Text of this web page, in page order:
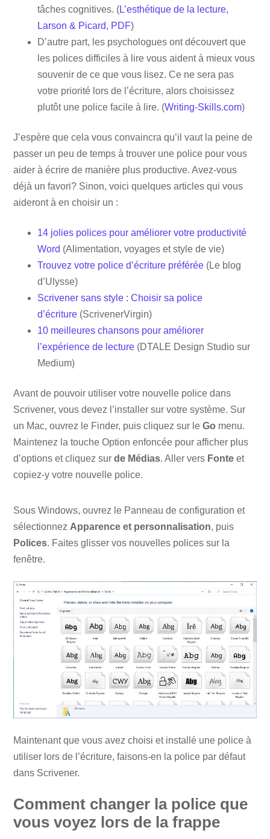
tâches cognitives. (L’esthétique de la lecture,
Larson & Picard, PDF)
D’autre part, les psychologues ont découvert que
les polices difficiles à lire vous aident à mieux vous
souvenir de ce que vous lisez. Ce ne sera pas
votre priorité lors de l’écriture, alors choisissez
plutôt une police facile à lire. (Writing-Skills.com)
J’espère que cela vous convaincra qu’il vaut la peine de
passer un peu de temps à trouver une police pour vous
aider à écrire de manière plus productive. Avez-vous
déjà un favori? Sinon, voici quelques articles qui vous
aideront à en choisir un :
14 jolies polices pour améliorer votre productivité
Word (Alimentation, voyages et style de vie)
Trouvez votre police d’écriture préférée (Le blog
d’Ulysse)
Scrivener sans style : Choisir sa police
d’écriture (ScrivenerVirgin)
10 meilleures chansons pour améliorer
l’expérience de lecture (DTALE Design Studio sur
Medium)
Avant de pouvoir utiliser votre nouvelle police dans
Scrivener, vous devez l’installer sur votre système. Sur
un Mac, ouvrez le Finder, puis cliquez sur leGo menu.
Maintenez la touche Option enfoncée pour afficher plus
d’options et cliquez surde Médias. Aller vers Fonte et
copiez-y votre nouvelle police.
Sous Windows, ouvrez le Panneau de configuration et
sélectionnez Apparence et personnalisation, puis
Polices. Faites glisser vos nouvelles polices sur la
fenêtre.
Maintenant que vous avez choisi et installé une police à
utiliser lors de l’écriture, faisons-en la police par défaut
dans Scrivener.
Comment changer la police que
vous voyez lors de la frappe